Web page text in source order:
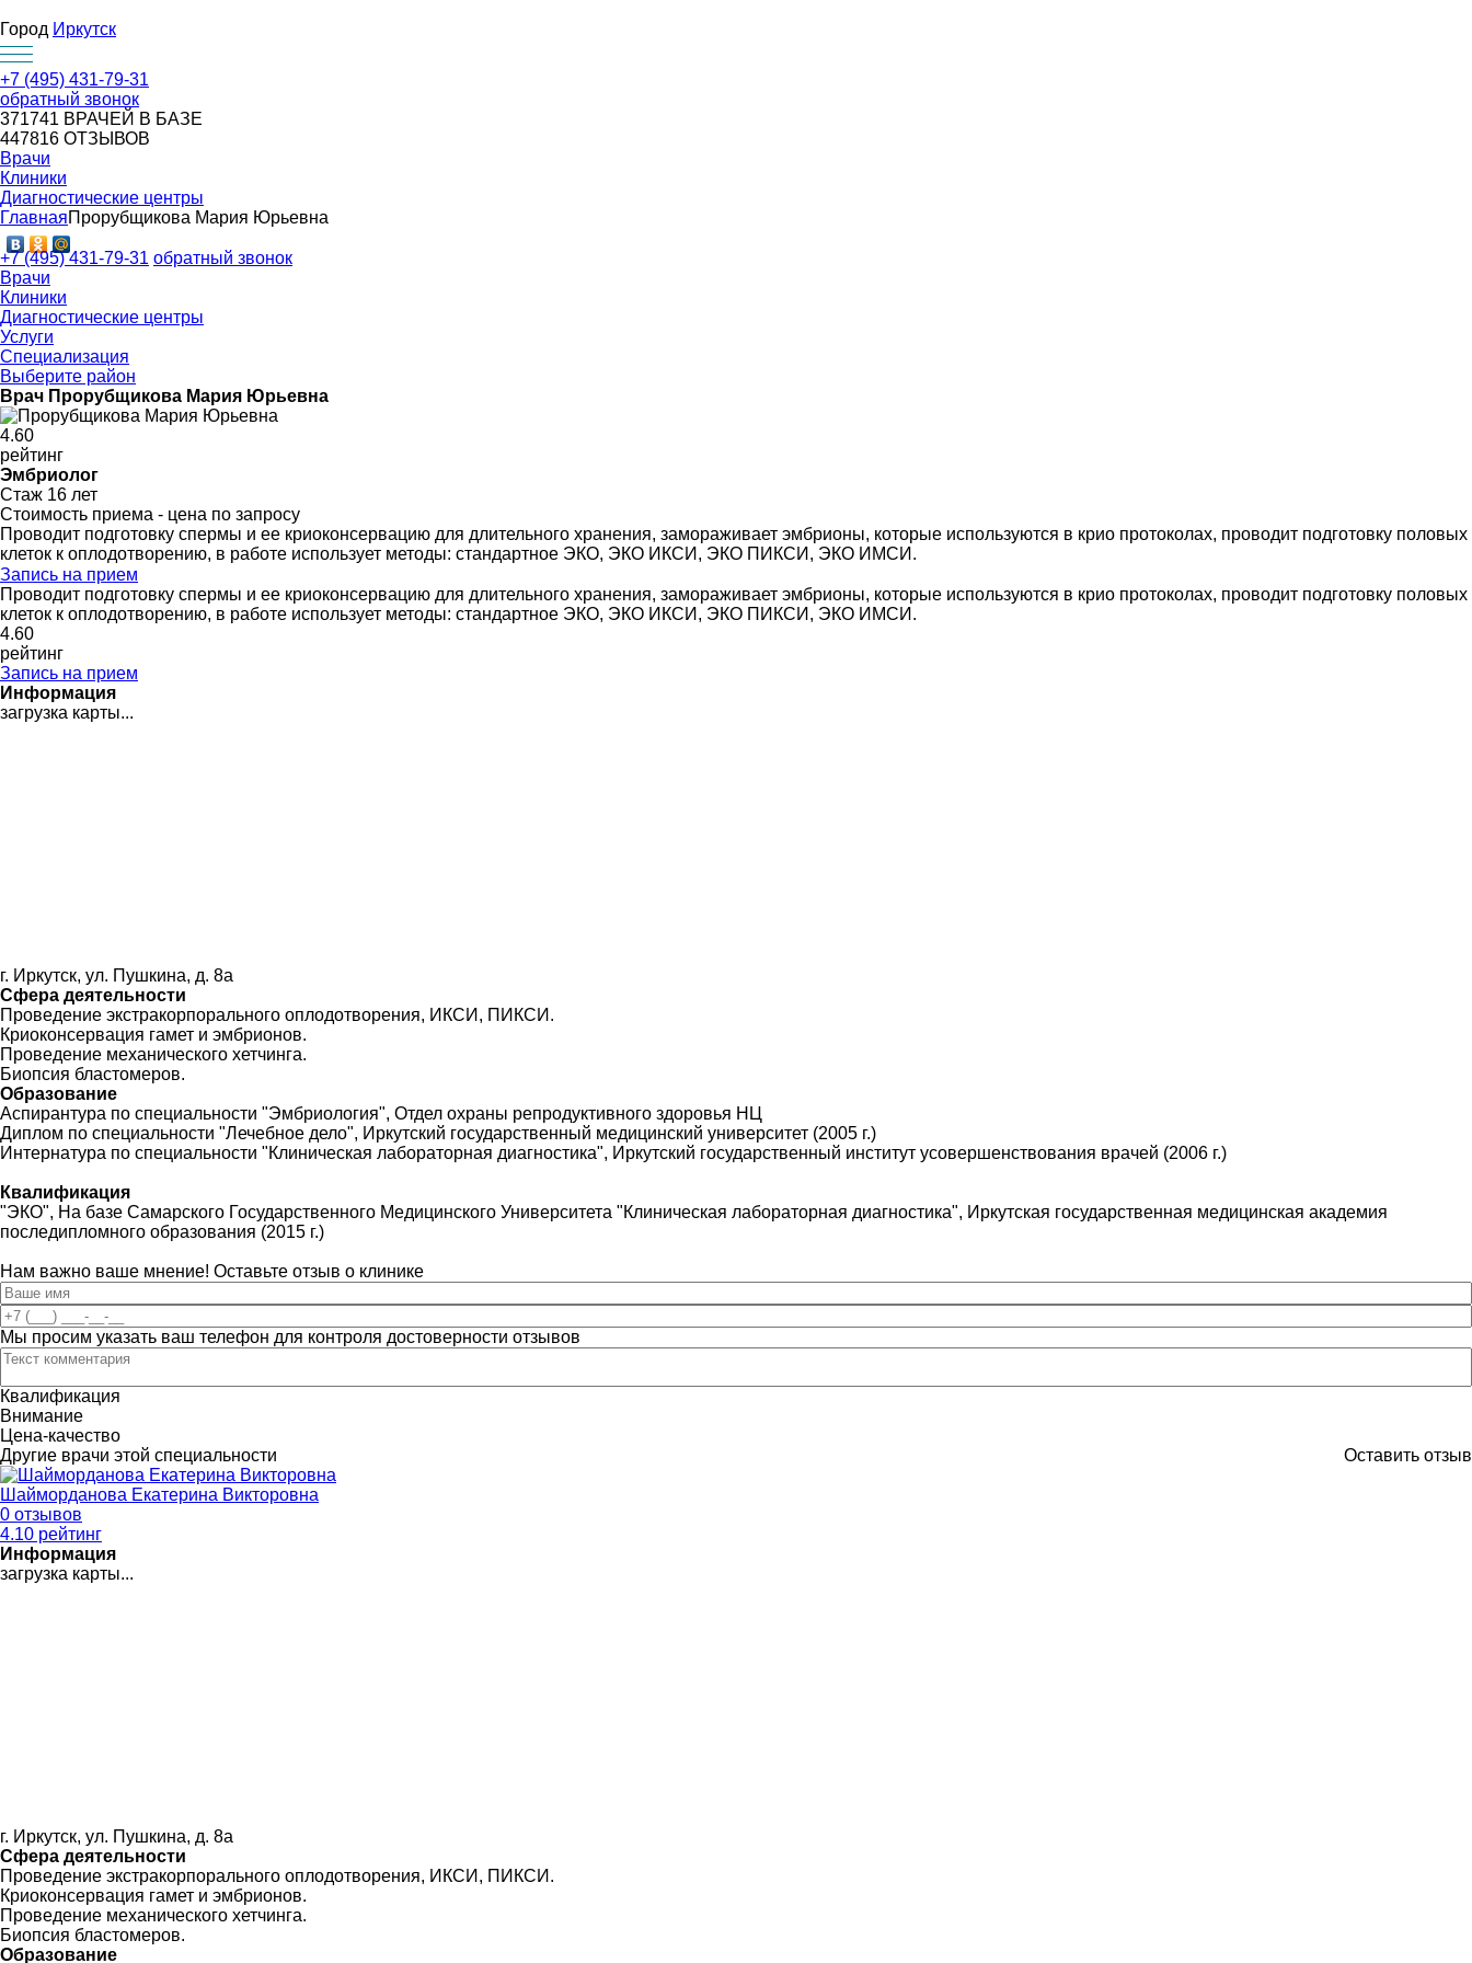
Город Иркутск
+7 (495) 431-79-31
обратный звонок
371741 ВРАЧЕЙ В БАЗЕ
447816 ОТЗЫВОВ
Врачи
Клиники
Диагностические центры
ГлавнаяПрорубщикова Мария Юрьевна
+7 (495) 431-79-31 обратный звонок
Врачи
Клиники
Диагностические центры
Услуги
Специализация
Выберите район
Врач Прорубщикова Мария Юрьевна
4.60
рейтинг
Эмбриолог
Стаж 16 лет
Стоимость приема - цена по запросу
Проводит подготовку спермы и ее криоконсервацию для длительного хранения, замораживает эмбрионы, которые используются в крио протоколах, проводит подготовку половых
клеток к оплодотворению, в работе использует методы: стандартное ЭКО, ЭКО ИКСИ, ЭКО ПИКСИ, ЭКО ИМСИ.
Запись на прием
Проводит подготовку спермы и ее криоконсервацию для длительного хранения, замораживает эмбрионы, которые используются в крио протоколах, проводит подготовку половых
клеток к оплодотворению, в работе использует методы: стандартное ЭКО, ЭКО ИКСИ, ЭКО ПИКСИ, ЭКО ИМСИ.
4.60
рейтинг
Запись на прием
Информация
загрузка карты...
г. Иркутск, ул. Пушкина, д. 8а
Сфера деятельности
Проведение экстракорпорального оплодотворения, ИКСИ, ПИКСИ.
Криоконсервация гамет и эмбрионов.
Проведение механического хетчинга.
Биопсия бластомеров.
Образование
Аспирантура по специальности "Эмбриология", Отдел охраны репродуктивного здоровья НЦ
Диплом по специальности "Лечебное дело", Иркутский государственный медицинский университет (2005 г.)
Интернатура по специальности "Клиническая лабораторная диагностика", Иркутский государственный институт усовершенствования врачей (2006 г.)
Квалификация
"ЭКО", На базе Самарского Государственного Медицинского Университета "Клиническая лабораторная диагностика", Иркутская государственная медицинская академия
последипломного образования (2015 г.)
Нам важно ваше мнение! Оставьте отзыв о клинике
Мы просим указать ваш телефон для контроля достоверности отзывов
Квалификация
Внимание
Цена-качество
Оставить отзыв
Другие врачи этой специальности
Шайморданова Екатерина Викторовна
0 отзывов
4.10 рейтинг
Информация
загрузка карты...
г. Иркутск, ул. Пушкина, д. 8а
Сфера деятельности
Проведение экстракорпорального оплодотворения, ИКСИ, ПИКСИ.
Криоконсервация гамет и эмбрионов.
Проведение механического хетчинга.
Биопсия бластомеров.
Образование